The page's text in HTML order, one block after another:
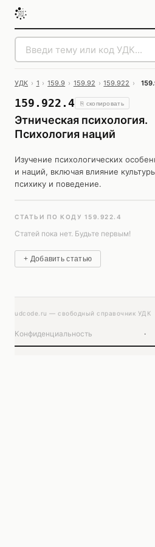
УДК › 1 › 159.9 › 159.92 › 159.922 ›
159.922.4 ⎘ скопировать
Этническая психология.
Психология наций
Изучение психологических
и наций, включая влияние
психику и поведение.
СТАТЬИ ПО КОДУ 159.922.4
Статей пока нет. Будьте первым!
+ Добавить статью
udcode.ru — свободный справочник УДК
Конфиденциальность ·